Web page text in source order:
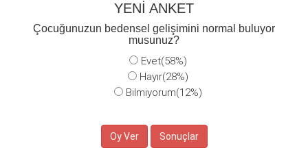
YENİ ANKET
Çocuğunuzun bedensel gelişimini normal buluyor
musunuz?
Evet(58%)
Hayır(28%)
Bilmiyorum(12%)